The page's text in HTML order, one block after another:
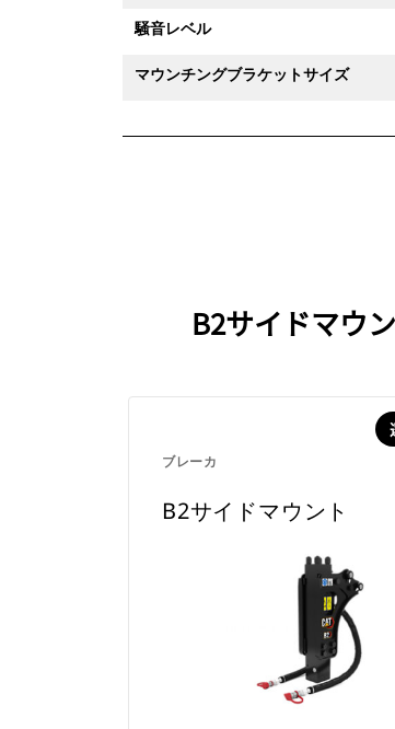
騒音レベル
マウンチングブラケットサイズ
B2サイドマウ
ブレーカ
B2サイドマウント